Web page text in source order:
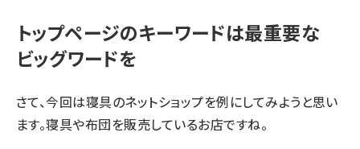
トップページのキーワードは最重要な
ビッグワードを
さて、今回は寝具のネットショップを例にしてみようと思い
ます。寝具や布団を販売しているお店ですね。